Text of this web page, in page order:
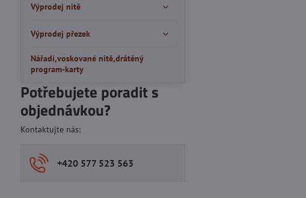
Výprodej nitě
Výprodej přezek
Nářadí,voskované nitě,drátěný
program-karty
Potřebujete poradit s
objednávkou?
Kontaktujte nás:
+420 577 523 563